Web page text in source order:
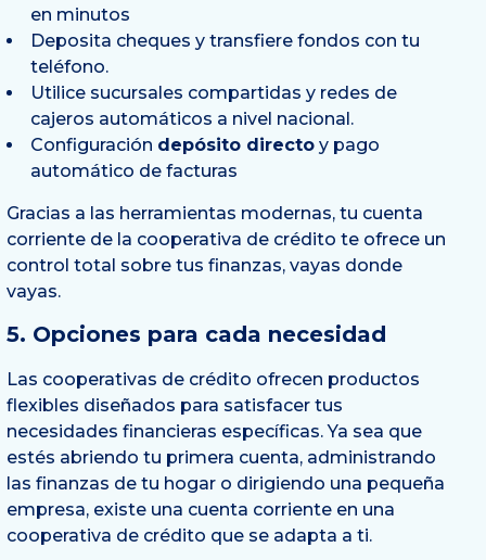
en minutos
Deposita cheques y transfiere fondos con tu
teléfono.
Utilice sucursales compartidas y redes de
cajeros automáticos a nivel nacional.
Configuración depósito directo y pago
automático de facturas
Gracias a las herramientas modernas, tu cuenta
corriente de la cooperativa de crédito te ofrece un
control total sobre tus finanzas, vayas donde
vayas.
5. Opciones para cada necesidad
Las cooperativas de crédito ofrecen productos
flexibles diseñados para satisfacer tus
necesidades financieras específicas. Ya sea que
estés abriendo tu primera cuenta, administrando
las finanzas de tu hogar o dirigiendo una pequeña
empresa, existe una cuenta corriente en una
cooperativa de crédito que se adapta a ti.